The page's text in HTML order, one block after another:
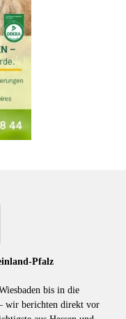
Pfalz
bis in die
wir berichten direkt vor